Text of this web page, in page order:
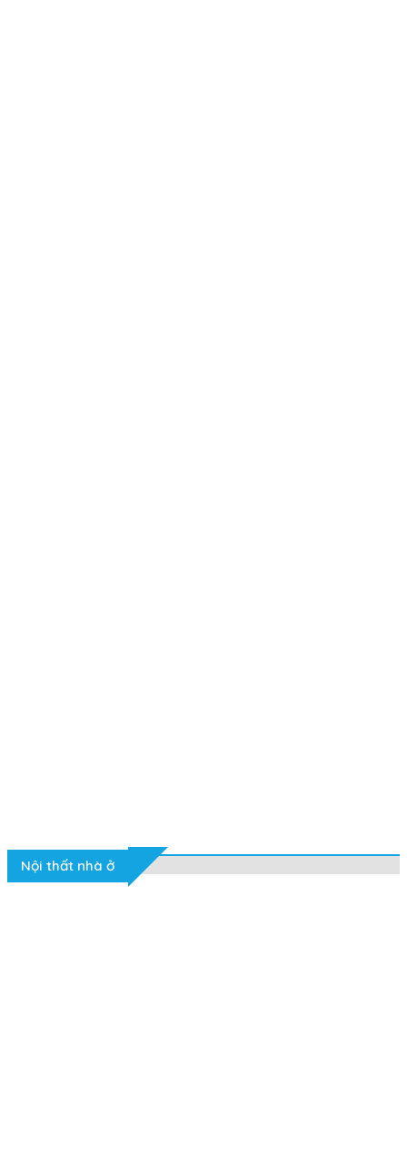
Nội thất nhà ở